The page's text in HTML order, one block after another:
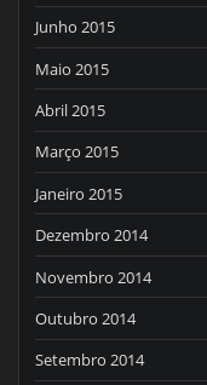
Junho 2015
Maio 2015
Abril 2015
Março 2015
Janeiro 2015
Dezembro 2014
Novembro 2014
Outubro 2014
Setembro 2014